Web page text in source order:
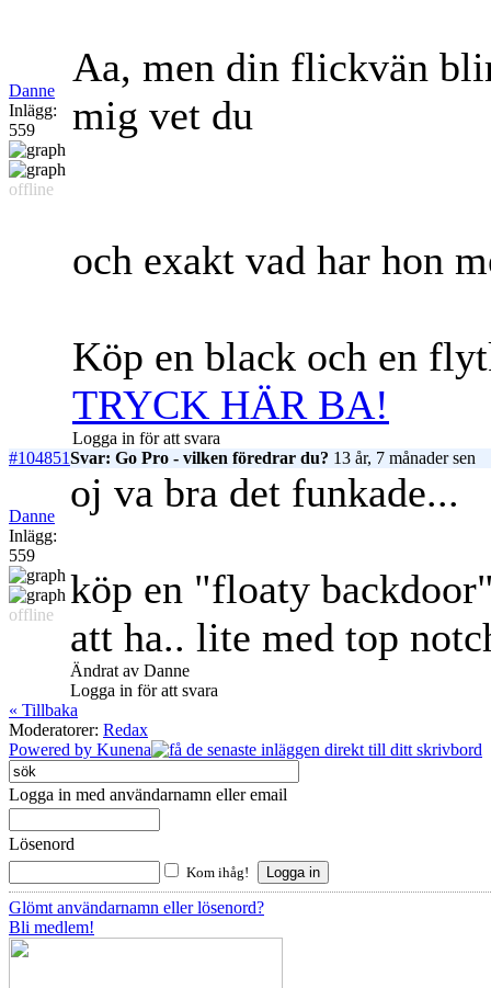
Danne
Inlägg:
559
offline
Aa, men din flickvän
mig vet du
och exakt vad har hon
Köp en black och en
TRYCK HÄR BA!
Logga in för att svara
#104851Svar: Go Pro - vilken föredrar du? 13 år, 7 månader sen
Danne
Inlägg:
559
offline
oj va bra det funkade...
köp en "floaty
att ha.. lite med top
Ändrat av Danne
Logga in för att svara
« Tillbaka
Moderatorer: Redax
Powered by Kunena
Logga in med användarnamn eller email
Lösenord
Kom ihåg!
Glömt användarnamn eller lösenord?
Bli medlem!